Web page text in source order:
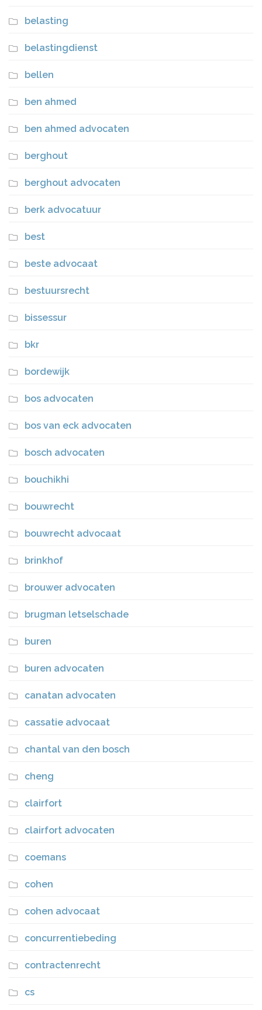
belasting
belastingdienst
bellen
ben ahmed
ben ahmed advocaten
berghout
berghout advocaten
berk advocatuur
best
beste advocaat
bestuursrecht
bissessur
bkr
bordewijk
bos advocaten
bos van eck advocaten
bosch advocaten
bouchikhi
bouwrecht
bouwrecht advocaat
brinkhof
brouwer advocaten
brugman letselschade
buren
buren advocaten
canatan advocaten
cassatie advocaat
chantal van den bosch
cheng
clairfort
clairfort advocaten
coemans
cohen
cohen advocaat
concurrentiebeding
contractenrecht
cs